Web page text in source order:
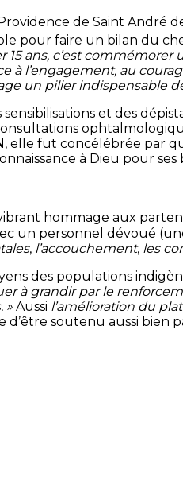
de Saint André
pour faire un bilan du
15 ans, c’est
à l’engagement, au
un pilier indispensable
et des
, elle fut concélébrée par
à Dieu pour ses
hommage aux
personnel dévoué
, l’accouchement, les
des populations
à grandir par le
» Aussi l’amélioration du
soutenu aussi bien